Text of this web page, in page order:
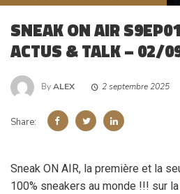
SNEAK ON AIR
ACTUS & TALK – 02/
ByALEX 2 septembre 2025
Share:
Sneak ON AIR, la première et la
100% sneakers au monde !!! sur la